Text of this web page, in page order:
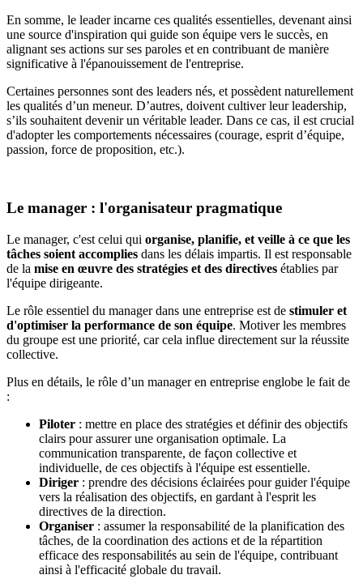
En somme, le leader incarne ces qualités essentielles, devenant ainsi
une source d'inspiration qui guide son équipe vers le succès, en
alignant ses actions sur ses paroles et en contribuant de manière
significative à l'épanouissement de l'entreprise.
Certaines personnes sont des leaders nés, et possèdent naturellement
les qualités d’un meneur. D’autres, doivent cultiver leur leadership,
s’ils souhaitent devenir un véritable leader. Dans ce cas, il est crucial
d'adopter les comportements nécessaires (courage, esprit d’équipe,
passion, force de proposition, etc.).
Le manager : l'organisateur pragmatique
Le manager, c'est celui qui organise, planifie, et veille à ce que les
tâches soient accomplies dans les délais impartis. Il est responsable
de la mise en œuvre des stratégies et des directives établies par
l'équipe dirigeante.
Le rôle essentiel du manager dans une entreprise est de stimuler et
d'optimiser la performance de son équipe. Motiver les membres
du groupe est une priorité, car cela influe directement sur la réussite
collective.
Plus en détails, le rôle d’un manager en entreprise englobe le fait de
:
Piloter : mettre en place des stratégies et définir des objectifs
clairs pour assurer une organisation optimale. La
communication transparente, de façon collective et
individuelle, de ces objectifs à l'équipe est essentielle.
Diriger : prendre des décisions éclairées pour guider l'équipe
vers la réalisation des objectifs, en gardant à l'esprit les
directives de la direction.
Organiser : assumer la responsabilité de la planification des
tâches, de la coordination des actions et de la répartition
efficace des responsabilités au sein de l'équipe, contribuant
ainsi à l'efficacité globale du travail.